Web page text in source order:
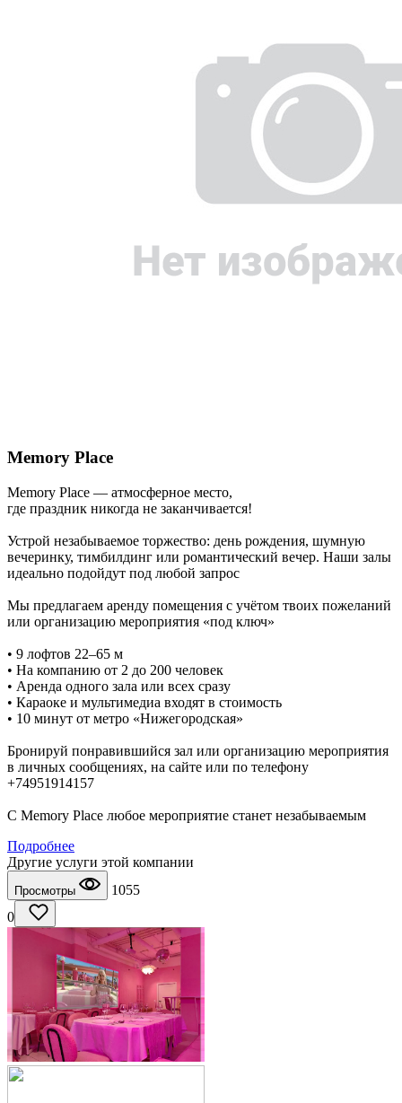
Memory Place
Memory Place — атмосферное место,
где праздник никогда не заканчивается!
Устрой незабываемое торжество: день рождения, шумную
вечеринку, тимбилдинг или романтический вечер. Наши залы
идеально подойдут под любой запрос
Мы предлагаем аренду помещения с учётом твоих пожеланий
или организацию мероприятия «под ключ»
• 9 лофтов 22–65 м
• На компанию от 2 до 200 человек
• Аренда одного зала или всех сразу
• Караоке и мультимедиа входят в стоимость
• 10 минут от метро «Нижегородская»
Бронируй понравившийся зал или организацию мероприятия
в личных сообщениях, на сайте или по телефону
+74951914157
С Memory Place любое мероприятие станет незабываемым
Подробнее
Другие услуги этой компании
Просмотры
1055
0